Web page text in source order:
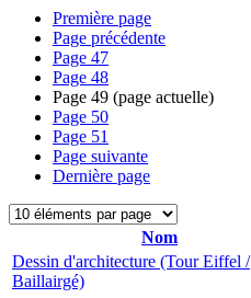
Première page
Page précédente
Page 47
Page 48
Page 49 (page actuelle)
Page 50
Page 51
Page suivante
Dernière page
Nom
Dessin d'architecture (Tour Eiffel /
Baillairgé)